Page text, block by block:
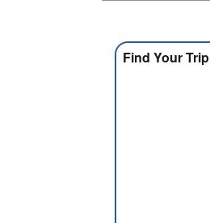
Find Your Trip